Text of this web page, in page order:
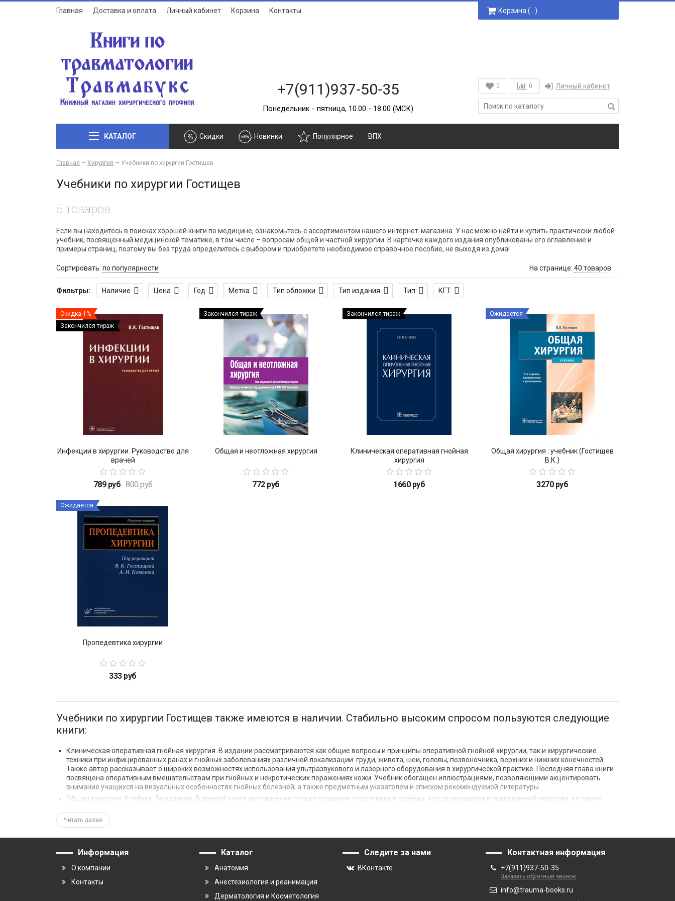
Главная Доставка и оплата Личный кабинет Корзина Контакты Корзина ( )
+7(911)937-50-35
Понедельник - пятница, 10.00 - 18.00 (МСК)
0 0 Личный кабинет
КАТАЛОГ Скидки Новинки Популярное ВПХ
Главная — Хирургия — Учебники по хирургии Гостищев
Учебники по хирургии Гостищев
5 товаров
Если вы находитесь в поисках хорошей книги по медицине, ознакомьтесь с ассортиментом нашего интернет-магазина. У нас можно найти и купить практически любой
учебник, посвященный медицинской тематике, в том числе – вопросам общей и частной хирургии. В карточке каждого издания опубликованы его оглавление и
примеры страниц, поэтому вы без труда определитесь с выбором и приобретете необходимое справочное пособие, не выходя из дома!
Сортировать: по популярности На странице: 40 товаров
Фильтры: Наличие Цена Год Метка Тип обложки Тип издания Тип КГТ
Скидка 1%
Закончился тираж
Инфекции в хирургии. Руководство для
врачей
789 руб 800 руб
Закончился тираж
Общая и неотложная хирургия
772 руб
Закончился тираж
Клиническая оперативная гнойная
хирургия
1660 руб
Ожидается
Общая хирургия : учебник (Гостищев
В.К.)
3270 руб
Ожидается
Пропедевтика хирургии
333 руб
Учебники по хирургии Гостищев также имеются в наличии. Стабильно высоким спросом пользуются следующие
книги:
Клиническая оперативная гнойная хирургия. В издании рассматриваются как общие вопросы и принципы оперативной гнойной хирургии, так и хирургические
техники при инфицированных ранах и гнойных заболеваниях различной локализации: груди, живота, шеи, головы, позвоночника, верхних и нижних конечностей.
Также автор рассказывает о широких возможностях использования ультразвукового и лазерного оборудования в хирургической практике. Последняя глава книги
посвящена оперативным вмешательствам при гнойных и некротических поражениях кожи. Учебник обогащен иллюстрациями, позволяющими акцентировать
внимание учащихся на визуальных особенностях гнойных болезней, а также предметным указателем и списком рекомендуемой литературы
Общая хирургия. Учебник. 5е издание. В данной книге изложены не только основные оперативные приемы, использующиеся в современной хирургии, но также
развития. Описываются алгоритмы обследования хирургических больных, принципы асептики, антисептики и остановки кровотечений, а также основные вопросы
анестезиологии и реаниматологии
гнойно-воспалительных заболеваний:
Руководство для врачей «Инфекции в хирургии» представлено в продаже по очень выгодной стоимости. Успейте оформить заказ, пока данная книга имеется в
наличии!
Принципиальную особенность учебника, выпущенного издательством ГЭОТАР-Медиа, составляет его
практическая направленность.
Читать далее
Информация
О компании
Контакты
Каталог
Анатомия
Анестезиология и реанимация
Дерматология и Косметология
Следите за нами
ВКонтакте
Контактная информация
+7(911)937-50-35
Заказать обратный звонок
info@trauma-books.ru